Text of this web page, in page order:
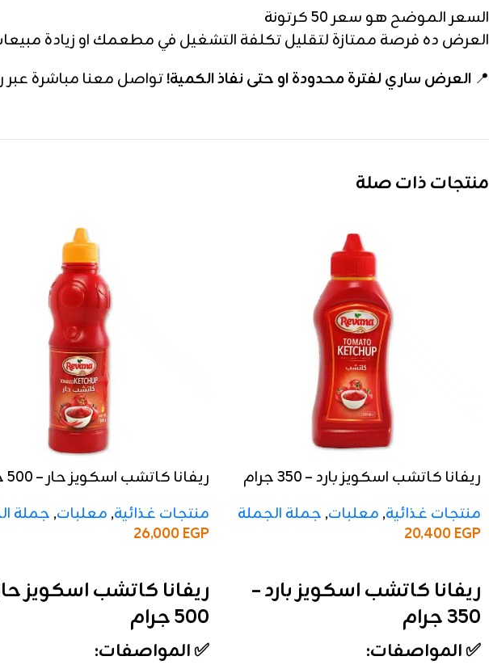
السعر الموضح هو سعر 50 كرتونة
العرض ده فرصة ممتازة لتقليل تكلفة التشغيل في مطعمك او زيادة
📍 العرض ساري لفترة محدودة او حتى نفاذ الكمية!تواصل معنا مباشرة
منتجات ذات صلة
ريفانا كاتشب اسكويز بارد – 350 جرام
منتجات غذائية, معلبات, جملة الجملة
20,400EGP
ريفانا كاتشب اسكويز بارد –
350 جرام
✅ المواصفات:
ريفانا كاتشب اسكويز حار – 500 جرام
منتجات غذائية, معلبات, جملة
26,000EGP
ريفانا كاتشب اسكويز
500 جرام
✅ المواصفات: